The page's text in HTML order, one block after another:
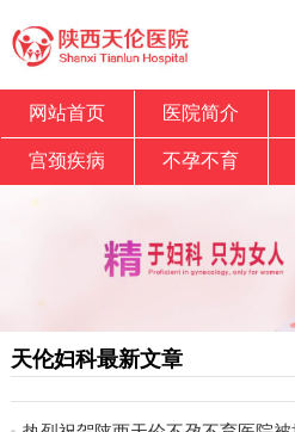
网站首页 医院简介
宫颈疾病 不孕不育
天伦妇科最新文章